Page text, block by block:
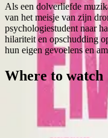
Als een dolverliefde
van het meisje van zijn
psychologiestudent naar
hilariteit en opschudding
hun eigen gevoelens en
Where to watch
Privacy
Byoscoop· a